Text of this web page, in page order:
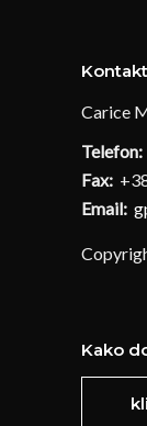
Kontakt
Carice
Telefon:
Fax:
Email:
Kako